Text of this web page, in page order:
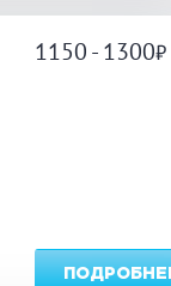
1150 - 1300